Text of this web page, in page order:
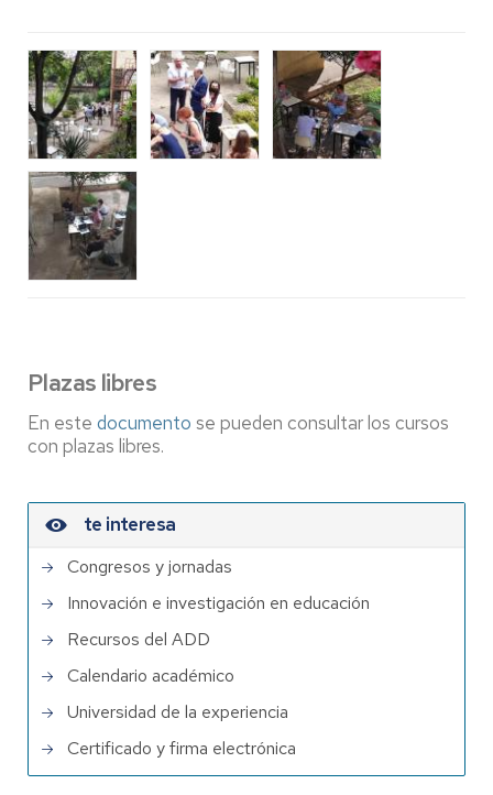
Plazas libres
En este documento se pueden consultar los cursos
con plazas libres.
te interesa
Congresos y jornadas
Innovación e investigación en educación
Recursos del ADD
Calendario académico
Universidad de la experiencia
Certificado y firma electrónica